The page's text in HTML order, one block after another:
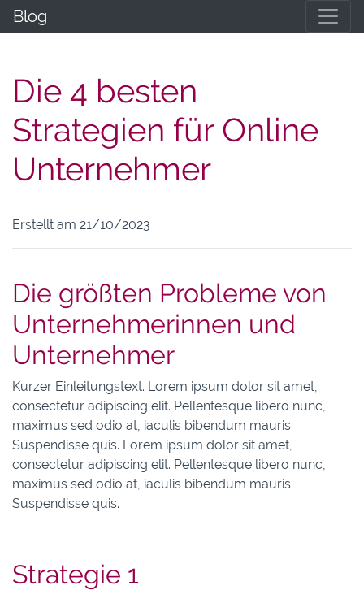
Blog
Die 4 besten
Strategien für Online
Unternehmer
Erstellt am 21/10/2023
Die größten Probleme von
Unternehmerinnen und
Unternehmer
Kurzer Einleitungstext. Lorem ipsum dolor sit amet,
consectetur adipiscing elit. Pellentesque libero nunc,
maximus sed odio at, iaculis bibendum mauris.
Suspendisse quis. Lorem ipsum dolor sit amet,
consectetur adipiscing elit. Pellentesque libero nunc,
maximus sed odio at, iaculis bibendum mauris.
Suspendisse quis.
Strategie 1